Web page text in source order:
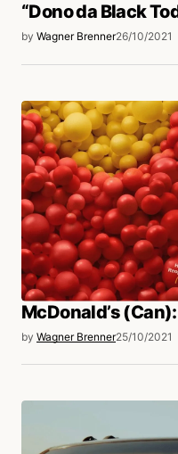
“Dono da Black
by Wagner Brenner26/10/2021
McDonald’s
by Wagner Brenner25/10/2021